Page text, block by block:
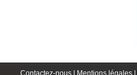
Contactez-nous | Mentions légales |